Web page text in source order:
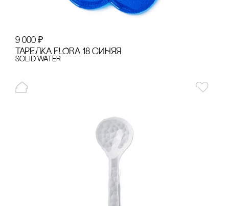
9 000 ₽
ТАРЕЛКА FLORA 18 сИНЯЯ
Solid Water